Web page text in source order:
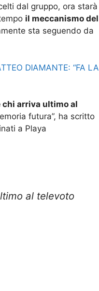
dal gruppo, ora starà
il meccanismo del
sta seguendo da
DIAMANTE: “FA LA
chi arriva ultimo al
futura”, ha scritto
a Playa
al televoto